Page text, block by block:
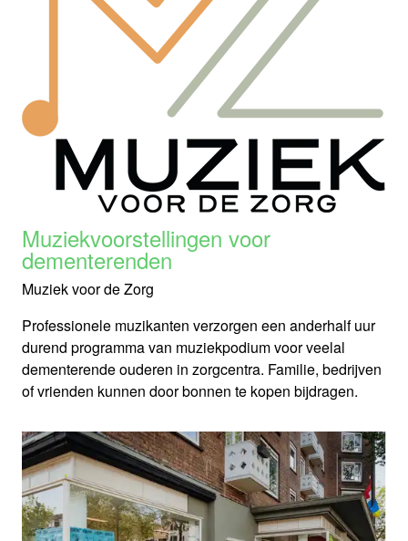
Muziekvoorstellingen voor
dementerenden
Muziek voor de Zorg
Professionele muzikanten verzorgen een anderhalf uur
durend programma van muziekpodium voor veelal
dementerende ouderen in zorgcentra. Familie, bedrijven
of vrienden kunnen door bonnen te kopen bijdragen.